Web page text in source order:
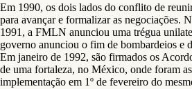
Em 1990, os dois lados do conflito de
para avançar e formalizar as negociações.
1991, a FMLN anunciou uma trégua
governo anunciou o fim de bombardeios e
Em janeiro de 1992, são firmados os
de uma fortaleza, no México, onde foram
implementação em 1º de fevereiro do